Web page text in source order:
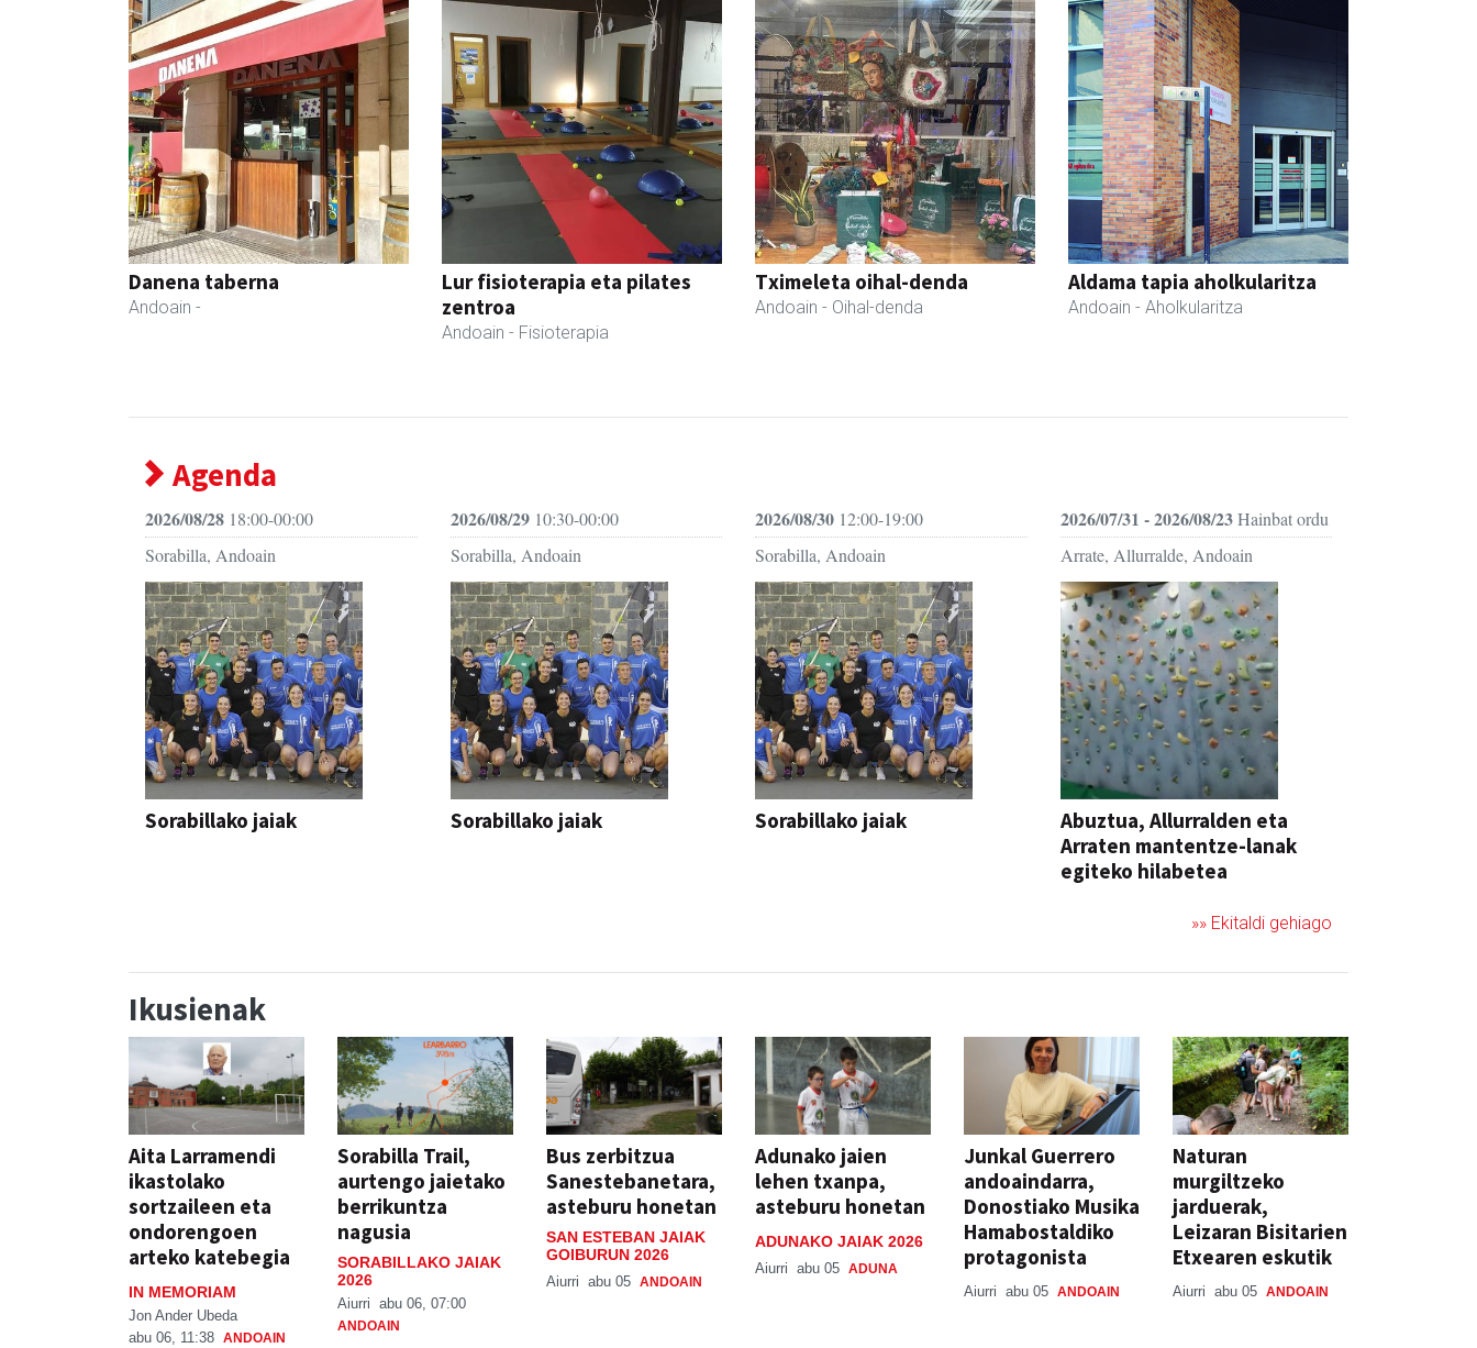
Danena taberna
Andoain -
Lur fisioterapia eta pilates
zentroa
Andoain - Fisioterapia
Tximeleta oihal-denda
Andoain - Oihal-denda
Aldama tapia aholkularitza
Andoain - Aholkularitza
Agenda
2026/08/28 18:00-00:00
Sorabilla, Andoain
Sorabillako jaiak
2026/08/2910:30-00:00
Sorabilla, Andoain
Sorabillako jaiak
2026/08/30 12:00-19:00
Sorabilla, Andoain
Sorabillako jaiak
2026/07/31 - 2026/08/23Hainbat ordu
Arrate, Allurralde, Andoain
Abuztua, Allurralden eta
Arraten mantentze-lanak
egiteko hilabetea
»» Ekitaldi gehiago
Ikusienak
Aita Larramendi
ikastolako
sortzaileen eta
ondorengoen
arteko katebegia
IN MEMORIAM
Jon Ander Ubeda
abu 06, 11:38 ANDOAIN
Sorabilla Trail,
aurtengo jaietako
berrikuntza
nagusia
SORABILLAKO JAIAK
2026
Aiurri abu 06, 07:00
ANDOAIN
Bus zerbitzua
Sanestebanetara,
asteburu honetan
SAN ESTEBAN JAIAK
GOIBURUN 2026
Aiurri abu 05 ANDOAIN
Adunako jaien
lehen txanpa,
asteburu honetan
ADUNAKO JAIAK 2026
Aiurri abu 05 ADUNA
Junkal Guerrero
andoaindarra,
Donostiako Musika
Hamabostaldiko
protagonista
Aiurri abu 05 ANDOAIN
Naturan
murgiltzeko
jarduerak,
Leizaran Bisitarien
Etxearen eskutik
Aiurri abu 05 ANDOAIN